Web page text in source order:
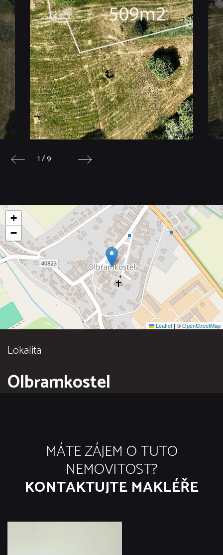
1 / 9
+
−
Leaflet | ©OpenStreetMap
Lokalita
Olbramkostel
MÁTE ZÁJEM O TUTO
NEMOVITOST?
KONTAKTUJTE MAKLÉŘE